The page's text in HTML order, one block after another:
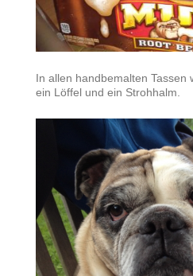
In allen handbemalten Tassen
ein Löffel und ein Strohhalm.